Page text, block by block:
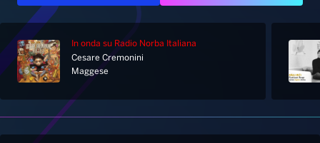
Home
Palinsesto
Notizie
In onda su Radio Norba Italiana
Cesare Cremonini
Maggese